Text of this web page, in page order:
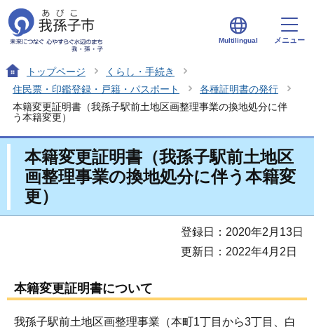
Multilingual メニュー
トップページ
くらし・手続き
住民票・印鑑登録・戸籍・パスポート
各種証明書の発行
本籍変更証明書（我孫子駅前土地区画整理事業の換地処分に伴
う本籍変更）
本籍変更証明書（我孫子駅前土地区
画整理事業の換地処分に伴う本籍変
更）
登録日：2020年2月13日
更新日：2022年4月2日
本籍変更証明書について
我孫子駅前土地区画整理事業（本町1丁目から3丁目、白